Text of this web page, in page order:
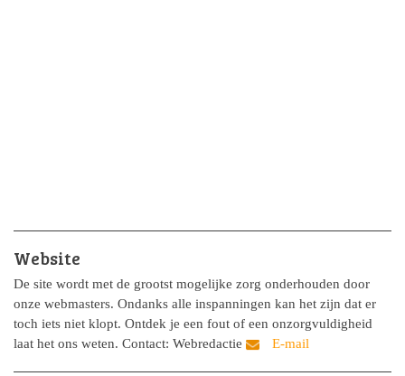
Website
De site wordt met de grootst mogelijke zorg onderhouden door
onze webmasters. Ondanks alle inspanningen kan het zijn dat er
toch iets niet klopt. Ontdek je een fout of een onzorgvuldigheid
laat het ons weten. Contact: Webredactie